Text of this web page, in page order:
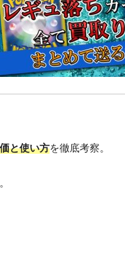
と使い方を徹底考察。